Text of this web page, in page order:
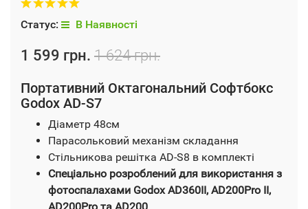
Статус: В Наявності
1 599 грн. 1 624 грн.
Портативний Октагональний Софтбокс
Godox AD-S7
Діаметр 48см
Парасольковий механізм складання
Стільникова решітка AD-S8 в комплекті
Спеціально розроблений для використання з
фотоспалахами Godox AD360II, AD200Pro II,